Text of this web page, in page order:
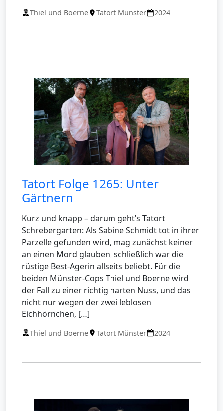
Thiel und Boerne Tatort Münster 2024
Tatort Folge 1265: Unter
Gärtnern
Kurz und knapp – darum geht’s Tatort
Schrebergarten: Als Sabine Schmidt tot in ihrer
Parzelle gefunden wird, mag zunächst keiner
an einen Mord glauben, schließlich war die
rüstige Best-Agerin allseits beliebt. Für die
beiden Münster-Cops Thiel und Boerne wird
der Fall zu einer richtig harten Nuss, und das
nicht nur wegen der zwei leblosen
Eichhörnchen, […]
Thiel und Boerne Tatort Münster 2024